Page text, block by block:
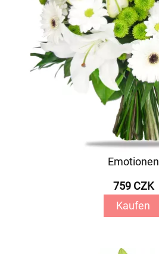
Emotionen
759 CZK
Kaufen